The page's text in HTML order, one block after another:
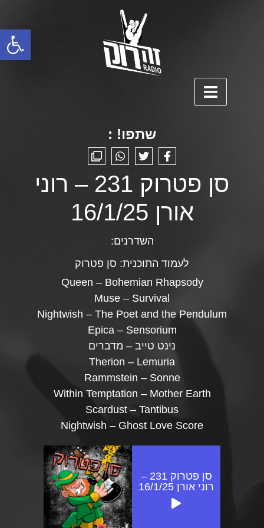
פתח סרגל נגישות
שתפו! :
סן פטרוק 231 – רוני
אורן 16/1/25
השדרנים:
לעמוד התוכנית: סן פטרוק
Queen – Bohemian Rhapsody
Muse – Survival
Nightwish – The Poet and the Pendulum
Epica – Sensorium
נינט טייב – מדברים
Therion – Lemuria
Rammstein – Sonne
Within Temptation – Mother Earth
Scardust – Tantibus
Nightwish – Ghost Love Score
סן פטרוק 231 –
רוני אורן 16/1/25